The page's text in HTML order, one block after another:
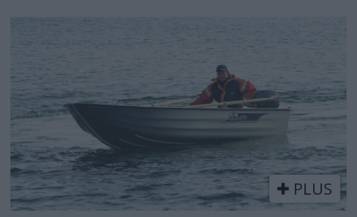
PLUS